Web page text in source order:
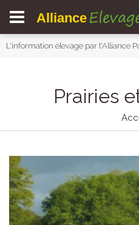
Alliance
L'information élevage par l'Alliance
Prairies